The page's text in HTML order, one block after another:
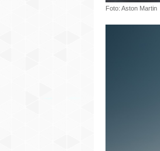
Foto: Aston Martin